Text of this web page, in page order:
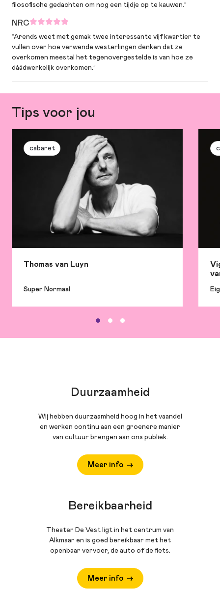
filosofische gedachten om nog een tijdje op te kauwen.”
NRC
“Arends weet met gemak twee interessante vijf kwartier te
vullen over hoe verwende westerlingen denken dat ze
overkomen meestal het tegenovergestelde is van hoe ze
dáádwerkelijk overkomen.”
Tips voor jou
cabaret
Thomas van Luyn
Super Normaal
Duurzaamheid
Wij hebben duurzaamheid hoog in het vaandel
en werken continu aan een groenere manier
van cultuur brengen aan ons publiek.
Meer info
Bereikbaarheid
Theater De Vest ligt in het centrum van
Alkmaar en is goed bereikbaar met het
openbaar vervoer, de auto of de fiets.
Meer info